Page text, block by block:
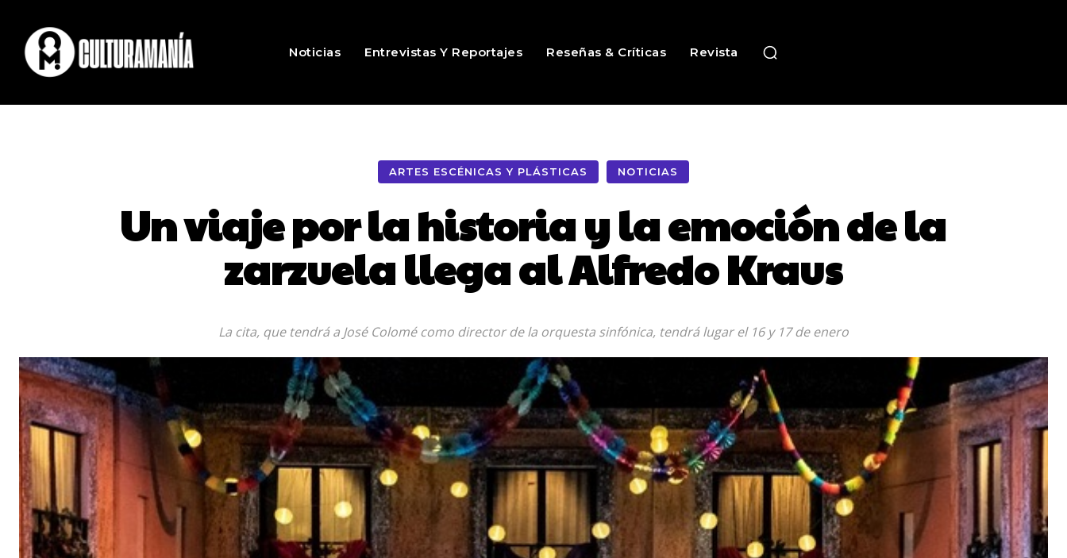
Noticias Entrevistas Y Reportajes Reseñas & Críticas Revista
ARTES ESCÉNICAS Y PLÁSTICAS NOTICIAS
Un viaje por la historia y la emoción de la
zarzuela llega al Alfredo Kraus
La cita, que tendrá a José Colomé como director de la orquesta sinfónica, tendrá lugar el 16 y 17 de enero